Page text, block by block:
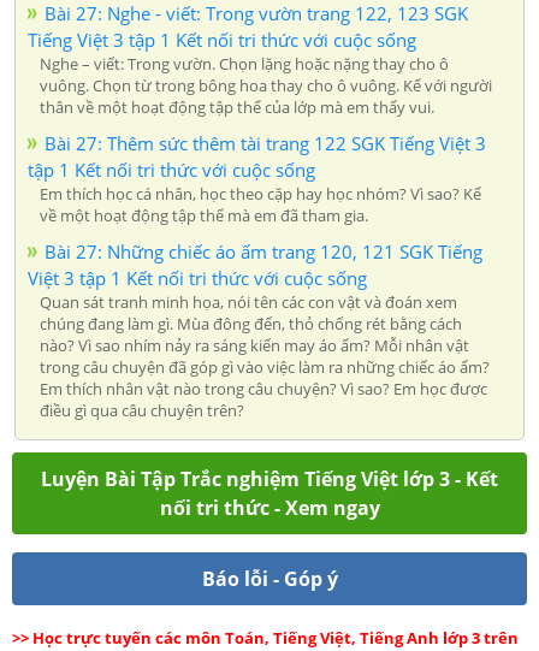
Bài 27: Nghe - viết: Trong vườn trang 122, 123 SGK
Tiếng Việt 3 tập 1 Kết nối tri thức với cuộc sống
Nghe – viết: Trong vườn. Chọn lặng hoặc nặng thay cho ô
vuông. Chọn từ trong bông hoa thay cho ô vuông. Kể với người
thân về một hoạt động tập thể của lớp mà em thấy vui.
Bài 27: Thêm sức thêm tài trang 122 SGK Tiếng Việt 3
tập 1 Kết nối tri thức với cuộc sống
Em thích học cá nhân, học theo cặp hay học nhóm? Vì sao? Kể
về một hoạt động tập thể mà em đã tham gia.
Bài 27: Những chiếc áo ấm trang 120, 121 SGK Tiếng
Việt 3 tập 1 Kết nối tri thức với cuộc sống
Quan sát tranh minh họa, nói tên các con vật và đoán xem
chúng đang làm gì. Mùa đông đến, thỏ chống rét bằng cách
nào? Vì sao nhím nảy ra sáng kiến may áo ấm? Mỗi nhân vật
trong câu chuyện đã góp gì vào việc làm ra những chiếc áo ấm?
Em thích nhân vật nào trong câu chuyện? Vì sao? Em học được
điều gì qua câu chuyện trên?
Luyện Bài Tập Trắc nghiệm Tiếng Việt lớp 3 - Kết
nối tri thức - Xem ngay
Báo lỗi - Góp ý
>> Học trực tuyến các môn Toán, Tiếng Việt, Tiếng Anh lớp 3 trên